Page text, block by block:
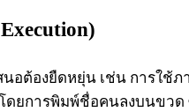
นอต้องยืดหยุ่น เช่น การใ
ดยการพิมพ์ชื่อคนลงบนขว